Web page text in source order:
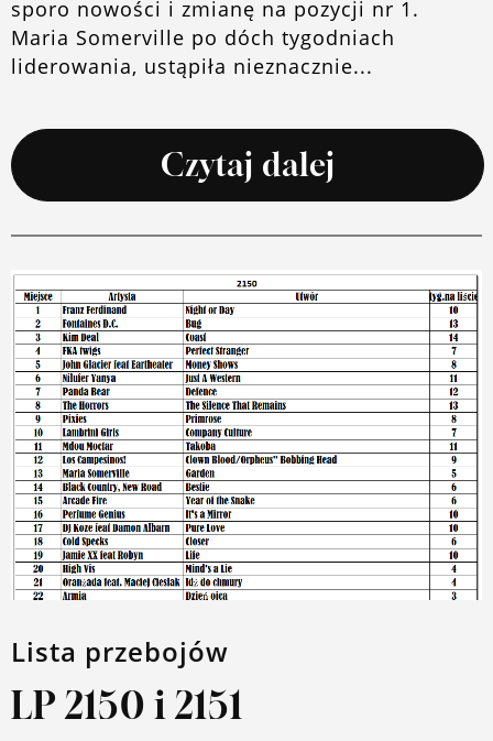
sporo nowości i zmianę na pozycji nr 1.
Maria Somerville po dóch tygodniach
liderowania, ustąpiła nieznacznie...
Czytaj dalej
Lista przebojów
LP 2150 i 2151